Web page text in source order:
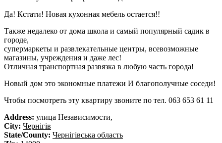
Да! Кстати! Новая кухонная мебель остается!!
Также недалеко от дома школа и самый популярный садик в
городе,
супермаркеты и развлекательные центры, всевозможные
магазины, учреждения и даже лес!
Отличная транспортная развязка в любую часть города!
Новый дом это экономные платежи И благополучные соседи!
Чтобы посмотреть эту квартиру звоните по тел. 063 653 61 11
Address: улица Независимости,
City: Чернігів
State/County: Чернігівська область